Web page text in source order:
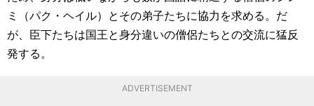
ミ（パク・ヘイル）とその弟子たちに協力を求める。だ
が、臣下たちは国王と身分違いの僧侶たちとの交流に猛反
発する。
ADVERTISEMENT